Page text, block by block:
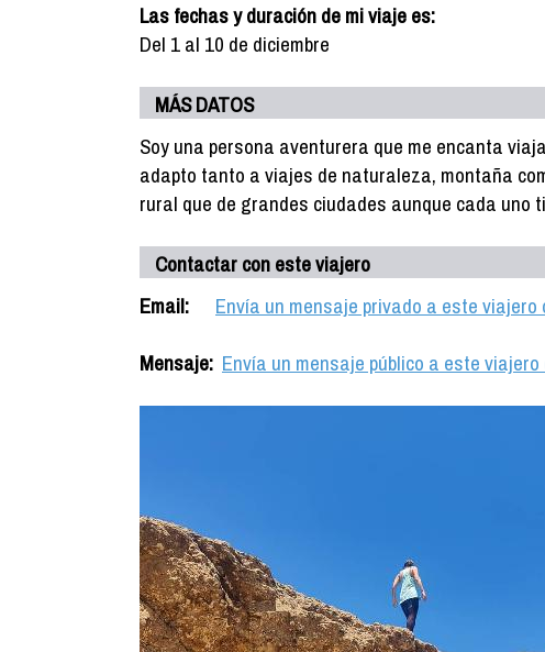
Las fechas y duración de mi viaje es:
Del 1 al 10 de diciembre
MÁS DATOS
Soy una persona aventurera que me encanta
adapto tanto a viajes de naturaleza, montaña
rural que de grandes ciudades aunque cada uno
Contactar con este viajero
Email:
Envía un mensaje privado a este viajero
Mensaje: Envía un mensaje público a este